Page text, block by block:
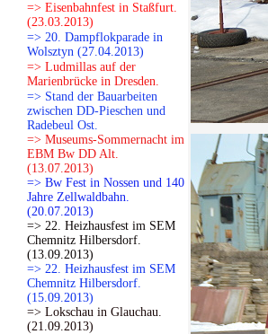
=> Eisenbahnfest in Staßfurt.
(23.03.2013)
=> 20. Dampflokparade in
Wolsztyn (27.04.2013)
=> Ludmillas auf der
Marienbrücke in Dresden.
=> Stand der Bauarbeiten
zwischen DD-Pieschen und
Radebeul Ost.
=> Museums-Sommernacht im
EBM Bw DD Alt.
(13.07.2013)
=> Bw Fest in Nossen und 140
Jahre Zellwaldbahn.
(20.07.2013)
=> 22. Heizhausfest im SEM
Chemnitz Hilbersdorf.
(13.09.2013)
=> 22. Heizhausfest im SEM
Chemnitz Hilbersdorf.
(15.09.2013)
=> Lokschau in Glauchau.
(21.09.2013)